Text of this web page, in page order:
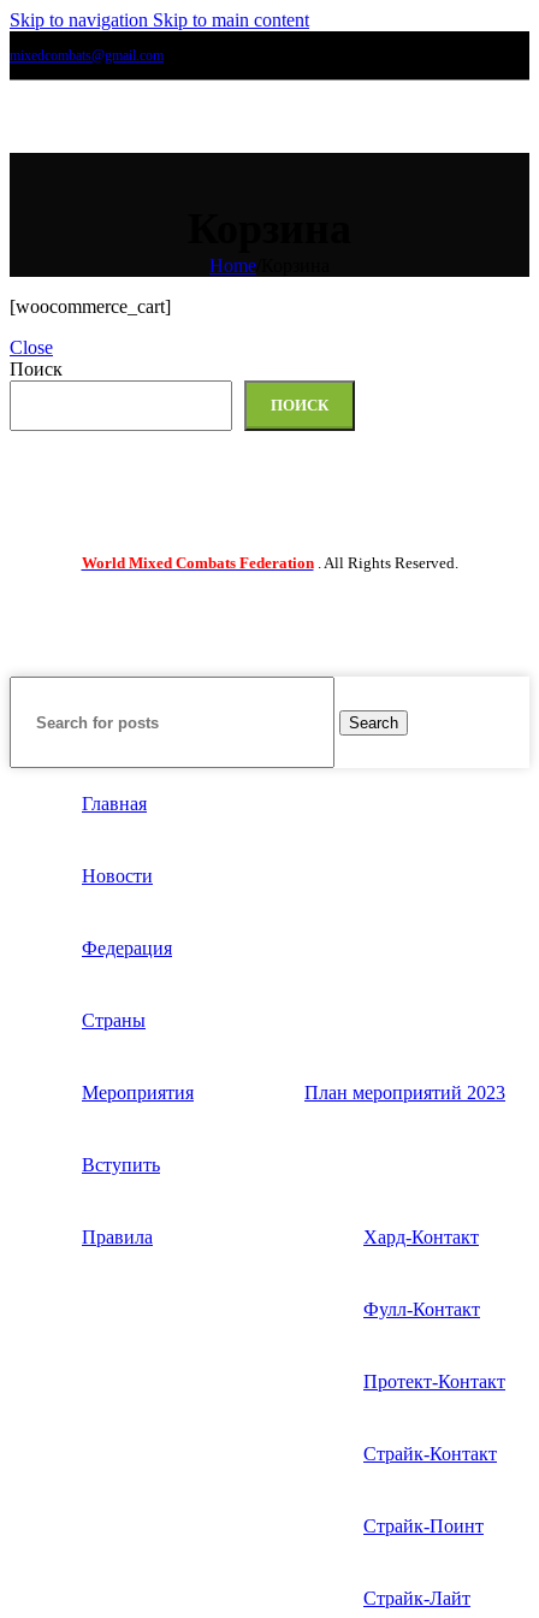
Skip to navigation Skip to main content
mixedcombats@gmail.com
Home
[woocommerce_cart]
Close
Поиск
ПОИСК
World Mixed Combats Federation . All Rights Reserved.
Search
Главная
Новости
Федерация
Страны
Мероприятия План мероприятий 2023
Вступить
Правила Хард-Контакт
Фулл-Контакт
Протект-Контакт
Страйк-Контакт
Страйк-Поинт
Страйк-Лайт